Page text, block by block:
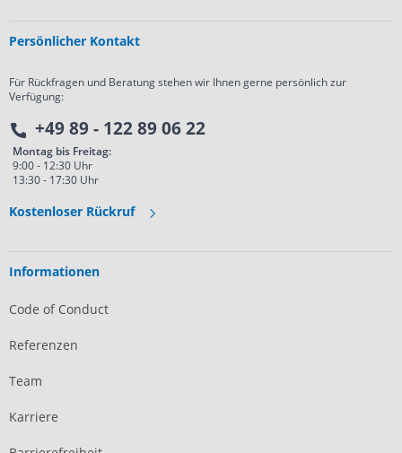
Persönlicher Kontakt
Für Rückfragen und Beratung stehen wir Ihnen gerne persönlich zur
Verfügung:
+49 89 - 122 89 06 22
Montag bis Freitag:
9:00 - 12:30 Uhr
13:30 - 17:30 Uhr
Kostenloser Rückruf
Informationen
Code of Conduct
Referenzen
Team
Karriere